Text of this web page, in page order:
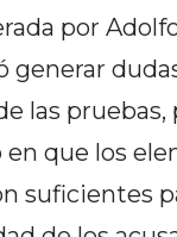
por
generar
las pruebas,
en que los
suficientes